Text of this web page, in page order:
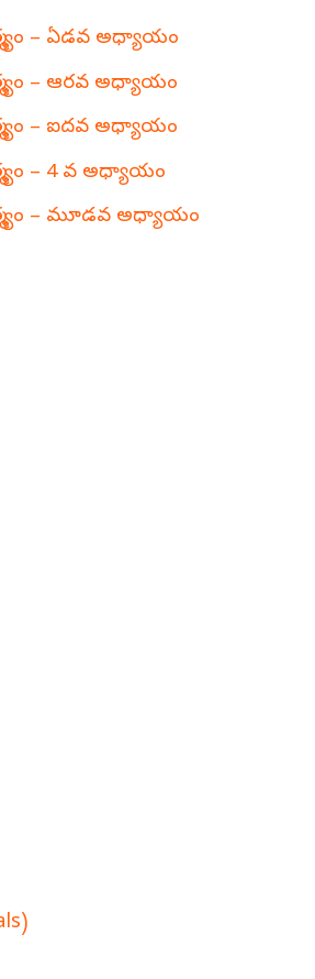
– ఏడవ అధ్యాయం
– ఆరవ అధ్యాయం
– ఐదవ అధ్యాయం
– 4 వ అధ్యాయం
– మూడవ అధ్యాయం